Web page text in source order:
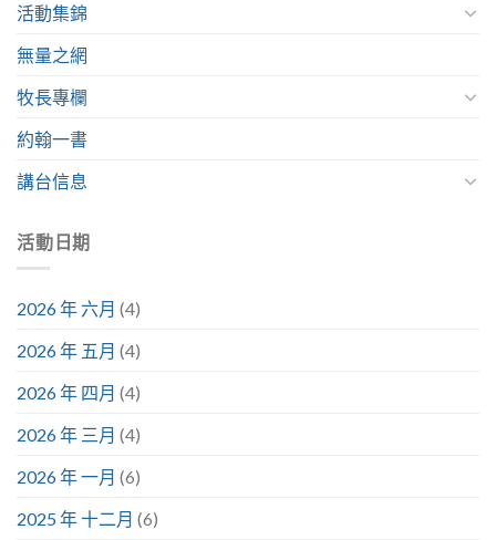
活動集錦
無量之網
牧長專欄
約翰一書
講台信息
活動日期
2026 年 六月 (4)
2026 年 五月 (4)
2026 年 四月 (4)
2026 年 三月 (4)
2026 年 一月 (6)
2025 年 十二月 (6)